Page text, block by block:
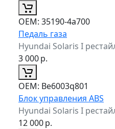
ОЕМ: 35190-4a700
Педаль газа
Hyundai Solaris I
3 000р.
ОЕМ: Be6003q801
Блок управления ABS
Hyundai Solaris I
12 000р.